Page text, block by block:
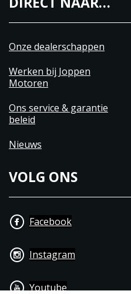
Onze dealerschappen
Werken bij Joppen
Motoren
Ons service & garantie
beleid
Nieuws
VOLG ONS
Facebook
Instagram
Youtube